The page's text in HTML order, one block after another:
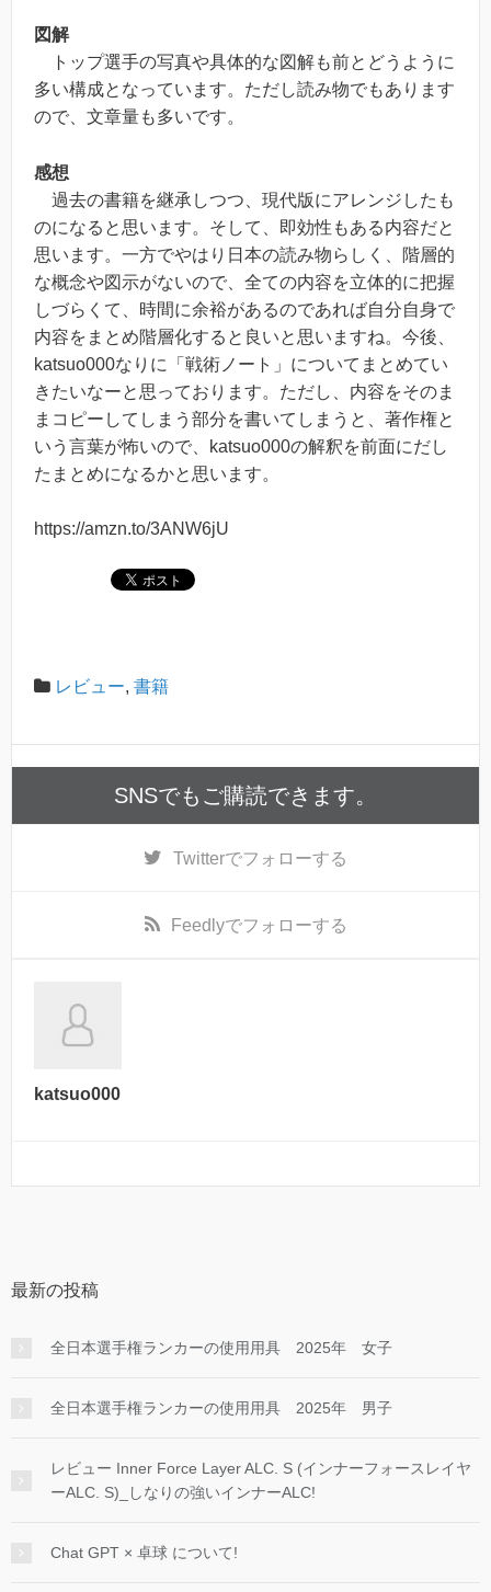
図解
トップ選手の写真や具体的な図解も前とどうように
多い構成となっています。ただし読み物でもあります
ので、文章量も多いです。
感想
過去の書籍を継承しつつ、現代版にアレンジしたも
のになると思います。そして、即効性もある内容だと
思います。一方でやはり日本の読み物らしく、階層的
な概念や図示がないので、全ての内容を立体的に把握
しづらくて、時間に余裕があるのであれば自分自身で
内容をまとめ階層化すると良いと思いますね。今後、
katsuo000なりに「戦術ノート」についてまとめてい
きたいなーと思っております。ただし、内容をそのま
まコピーしてしまう部分を書いてしまうと、著作権と
いう言葉が怖いので、katsuo000の解釈を前面にだし
たまとめになるかと思います。
https://amzn.to/3ANW6jU
レビュー, 書籍
SNSでもご購読できます。
Twitterでフォローする
Feedlyでフォローする
katsuo000
最新の投稿
全日本選手権ランカーの使用用具 2025年 女子
全日本選手権ランカーの使用用具 2025年 男子
レビュー Inner Force Layer ALC. S (インナーフォースレイヤ
ーALC. S)_しなりの強いインナーALC!
Chat GPT × 卓球 について!